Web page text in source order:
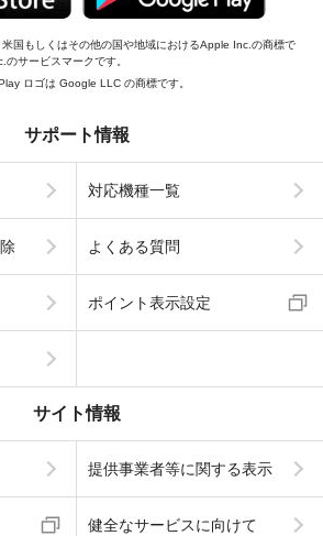
国もしくはその他の国や地域におけるApple Inc.の商標で
サービスマークです。
ロゴは Google LLC の商標です。
サポート情報
対応機種一覧
よくある質問
ポイント表示設定
サイト情報
提供事業者等に関する表示
健全なサービスに向けて